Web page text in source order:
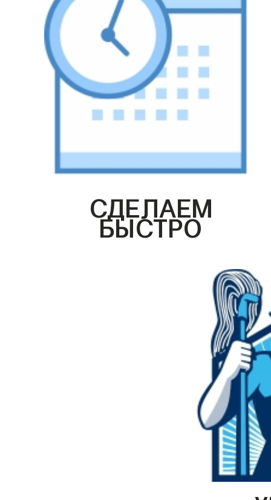
СДЕЛАЕМ
БЫСТРО